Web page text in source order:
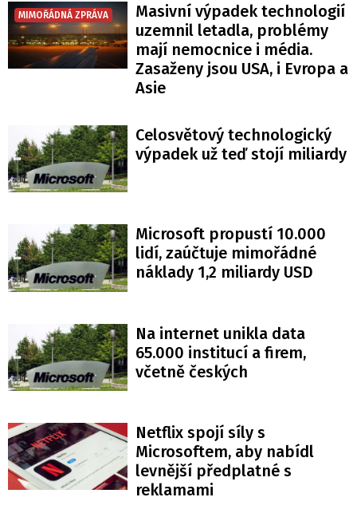
MIMOŘÁDNÁ ZPRÁVA
Masivní výpadek technologií
uzemnil letadla, problémy
mají nemocnice i média.
Zasaženy jsou USA, i Evropa a
Asie
Celosvětový technologický
výpadek už teď stojí miliardy
Microsoft propustí 10.000
lidí, zaúčtuje mimořádné
náklady 1,2 miliardy USD
Na internet unikla data
65.000 institucí a firem,
včetně českých
Netflix spojí síly s
Microsoftem, aby nabídl
levnější předplatné s
reklamami